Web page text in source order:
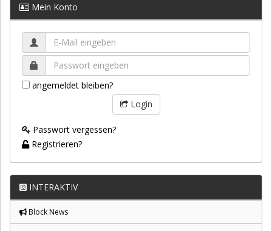
Mein Konto
angemeldet bleiben?
Login
Passwort vergessen?
Registrieren?
INTERAKTIV
Block News